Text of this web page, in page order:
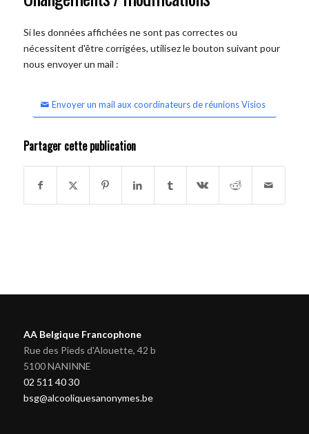
Si les données affichées ne sont pas correctes ou
nécessitent d'être corrigées, utilisez le bouton suivant pour
nous envoyer un mail :
Envoyer un mail aux coordinateurs de réunions Visios
Partager cette publication
AA Belgique Francophone
Rue des Pieds d'Alouette, 42 b
5100 NANINNE
02 511 40 30
bsg@alcooliquesanonymes.be